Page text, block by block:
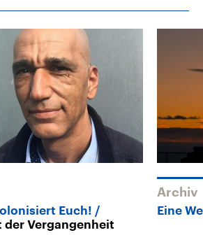
Euch!
Vergangenheit
Archiv
Eine